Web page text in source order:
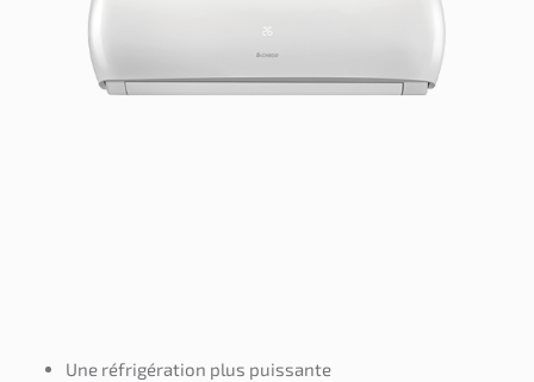
Une réfrigération plus puissante